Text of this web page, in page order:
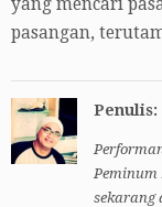
yang mencari
pasangan,
Penulis:
sekarang